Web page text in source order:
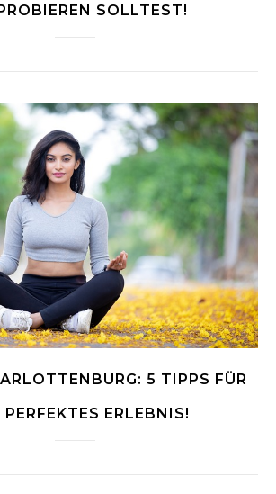
SOLLTEST!
5 TIPPS FÜR
PERFEKTES ERLEBNIS!